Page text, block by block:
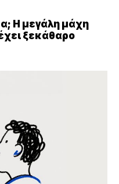
Η μεγάλη μάχη
ξεκάθαρο